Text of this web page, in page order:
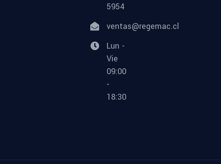
5954
ventas@regemac.cl
Lun -
Vie
09:00
-
18:30